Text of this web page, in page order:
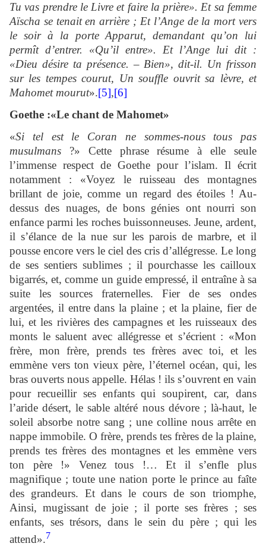
Tu vas prendre le Livre et faire la prière». Et sa femme
Aïscha se tenait en arrière ; Et l’Ange de la mort vers
le soir à la porte Apparut, demandant qu’on lui
permît d’entrer. «Qu’il entre». Et l’Ange lui dit :
«Dieu désire ta présence. – Bien», dit-il. Un frisson
sur les tempes courut, Un souffle ouvrit sa lèvre, et
Mahomet mourut».[5],[6]
Goethe :«Le chant de Mahomet»
«Si tel est le Coran ne sommes-nous tous pas
musulmans ?» Cette phrase résume à elle seule
l’immense respect de Goethe pour l’islam. Il écrit
notamment : «Voyez le ruisseau des montagnes
brillant de joie, comme un regard des étoiles ! Au-
dessus des nuages, de bons génies ont nourri son
enfance parmi les roches buissonneuses. Jeune, ardent,
il s’élance de la nue sur les parois de marbre, et il
pousse encore vers le ciel des cris d’allégresse. Le long
de ses sentiers sublimes ; il pourchasse les cailloux
bigarrés, et, comme un guide empressé, il entraîne à sa
suite les sources fraternelles. Fier de ses ondes
argentées, il entre dans la plaine ; et la plaine, fier de
lui, et les rivières des campagnes et les ruisseaux des
monts le saluent avec allégresse et s’écrient : «Mon
frère, mon frère, prends tes frères avec toi, et les
emmène vers ton vieux père, l’éternel océan, qui, les
bras ouverts nous appelle. Hélas ! ils s’ouvrent en vain
pour recueillir ses enfants qui soupirent, car, dans
l’aride désert, le sable altéré nous dévore ; là-haut, le
soleil absorbe notre sang ; une colline nous arrête en
nappe immobile. O frère, prends tes frères de la plaine,
prends tes frères des montagnes et les emmène vers
ton père !» Venez tous !… Et il s’enfle plus
magnifique ; toute une nation porte le prince au faîte
des grandeurs. Et dans le cours de son triomphe,
Ainsi, mugissant de joie ; il porte ses frères ; ses
enfants, ses trésors, dans le sein du père ; qui les
attend».7